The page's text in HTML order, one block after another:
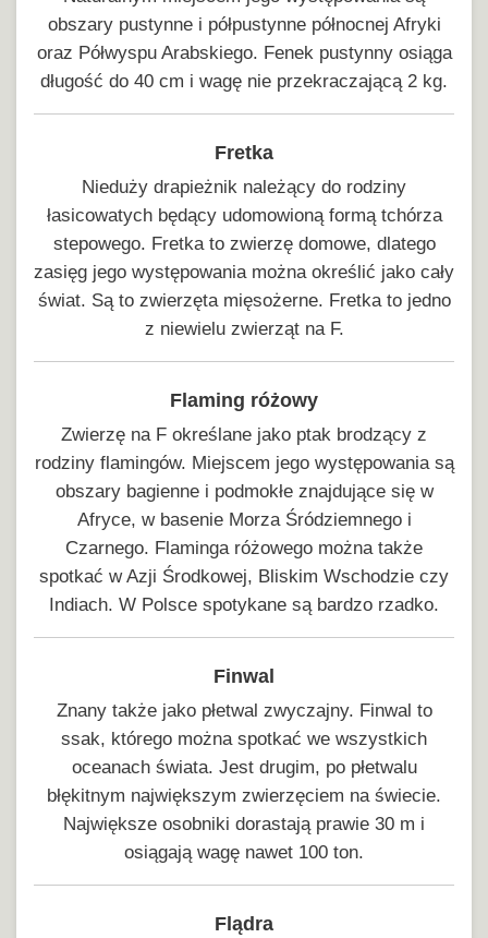
obszary pustynne i półpustynne północnej Afryki
oraz Półwyspu Arabskiego. Fenek pustynny osiąga
długość do 40 cm i wagę nie przekraczającą 2 kg.
Fretka
Nieduży drapieżnik należący do rodziny
łasicowatych będący udomowioną formą tchórza
stepowego. Fretka to zwierzę domowe, dlatego
zasięg jego występowania można określić jako cały
świat. Są to zwierzęta mięsożerne. Fretka to jedno
z niewielu zwierząt na F.
Flaming różowy
Zwierzę na F określane jako ptak brodzący z
rodziny flamingów. Miejscem jego występowania są
obszary bagienne i podmokłe znajdujące się w
Afryce, w basenie Morza Śródziemnego i
Czarnego. Flaminga różowego można także
spotkać w Azji Środkowej, Bliskim Wschodzie czy
Indiach. W Polsce spotykane są bardzo rzadko.
Finwal
Znany także jako płetwal zwyczajny. Finwal to
ssak, którego można spotkać we wszystkich
oceanach świata. Jest drugim, po płetwalu
błękitnym największym zwierzęciem na świecie.
Największe osobniki dorastają prawie 30 m i
osiągają wagę nawet 100 ton.
Flądra